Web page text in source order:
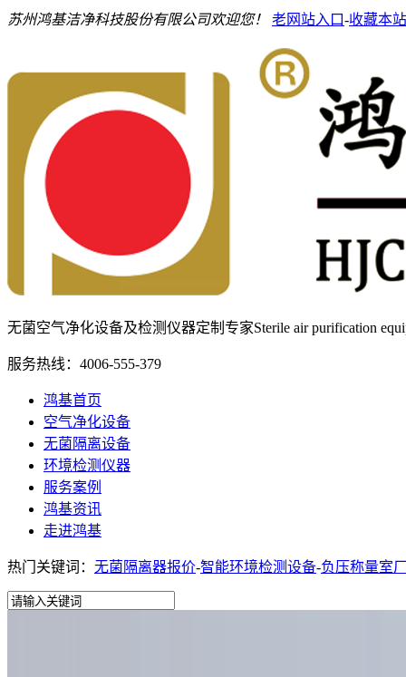
苏州鸿基洁净科技股份有限公司欢迎您！ 老网站入口-收藏本站
无菌空气净化设备及检测仪器定制专家Sterile air purification
服务热线： 4006-555-379
鸿基首页
空气净化设备
无菌隔离设备
环境检测仪器
服务案例
鸿基资讯
走进鸿基
热门关键词： 无菌隔离器报价-智能环境检测设备-负压称量室